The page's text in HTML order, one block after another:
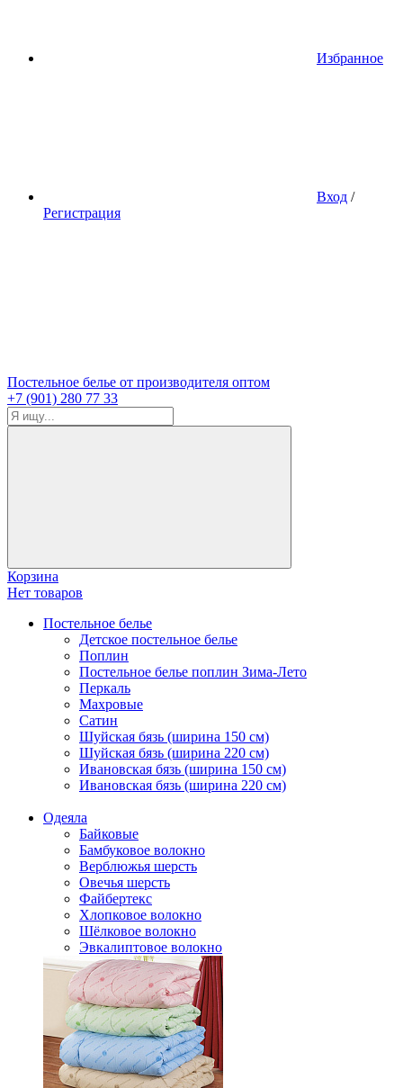
Избранное
Вход /
Регистрация
Постельное белье от производителя оптом
+7 (901) 280 77 33
Корзина
Нет товаров
Постельное белье
Детское постельное белье
Поплин
Постельное белье поплин Зима-Лето
Перкаль
Махровые
Сатин
Шуйская бязь (ширина 150 см)
Шуйская бязь (ширина 220 см)
Ивановская бязь (ширина 150 см)
Ивановская бязь (ширина 220 см)
Одеяла
Байковые
Бамбуковое волокно
Верблюжья шерсть
Овечья шерсть
Файбертекс
Хлопковое волокно
Шёлковое волокно
Эвкалиптовое волокно